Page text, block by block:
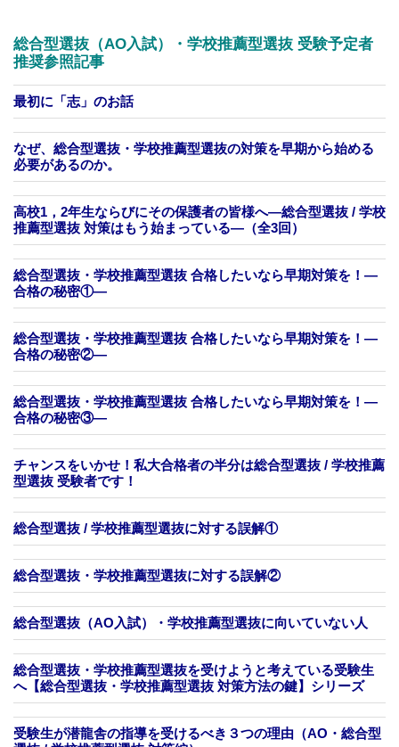
総合型選抜（AO入試）・学校推薦型選抜 受験予定者
推奨参照記事
最初に「志」のお話
なぜ、総合型選抜・学校推薦型選抜の対策を早期から始める
必要があるのか。
高校1，2年生ならびにその保護者の皆様へ―総合型選抜 / 学校
推薦型選抜 対策はもう始まっている―（全3回）
総合型選抜・学校推薦型選抜 合格したいなら早期対策を！—
合格の秘密①—
総合型選抜・学校推薦型選抜 合格したいなら早期対策を！—
合格の秘密②—
総合型選抜・学校推薦型選抜 合格したいなら早期対策を！—
合格の秘密③—
チャンスをいかせ！私大合格者の半分は総合型選抜 / 学校推薦
型選抜 受験者です！
総合型選抜 / 学校推薦型選抜に対する誤解①
総合型選抜・学校推薦型選抜に対する誤解②
総合型選抜（AO入試）・学校推薦型選抜に向いていない人
総合型選抜・学校推薦型選抜を受けようと考えている受験生
へ【総合型選抜・学校推薦型選抜 対策方法の鍵】シリーズ
受験生が潜龍舎の指導を受けるべき３つの理由（AO・総合型